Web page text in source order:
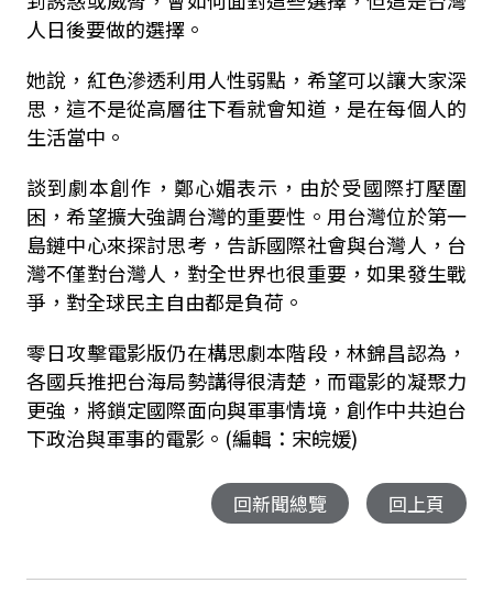
人日後要做的選擇。
她說，紅色滲透利用人性弱點，希望可以讓大家深
思，這不是從高層往下看就會知道，是在每個人的
生活當中。
談到劇本創作，鄭心媚表示，由於受國際打壓圍
困，希望擴大強調台灣的重要性。用台灣位於第一
島鏈中心來探討思考，告訴國際社會與台灣人，台
灣不僅對台灣人，對全世界也很重要，如果發生戰
爭，對全球民主自由都是負荷。
零日攻擊電影版仍在構思劇本階段，林錦昌認為，
各國兵推把台海局勢講得很清楚，而電影的凝聚力
更強，將鎖定國際面向與軍事情境，創作中共迫台
下政治與軍事的電影。(編輯：宋皖媛)
回新聞總覽 回上頁